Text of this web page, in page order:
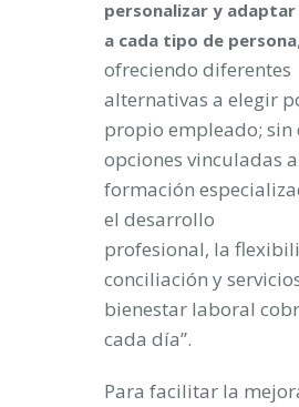
personalizar y
a cada tipo de persona,
ofreciendo diferentes
alternativas a elegir
propio empleado; sin
opciones vinculadas
formación
el desarrollo
profesional, la
conciliación y
bienestar laboral
cada día”.
Para facilitar la